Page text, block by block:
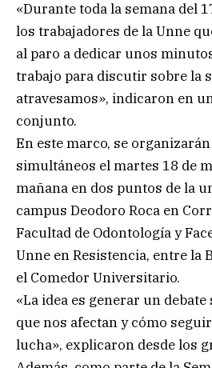
«Durante toda la semana del
los trabajadores de la Unne
al paro a dedicar unos
trabajo para discutir sobre la
atravesamos», indicaron en
conjunto.
En este marco, se
simultáneos el martes 18 de
mañana en dos puntos de la
campus Deodoro Roca en
Facultad de Odontología y
Unne en Resistencia, entre la
el Comedor Universitario.
«La idea es generar un
que nos afectan y cómo
lucha», explicaron desde los